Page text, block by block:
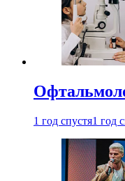
1 год спустя1 год